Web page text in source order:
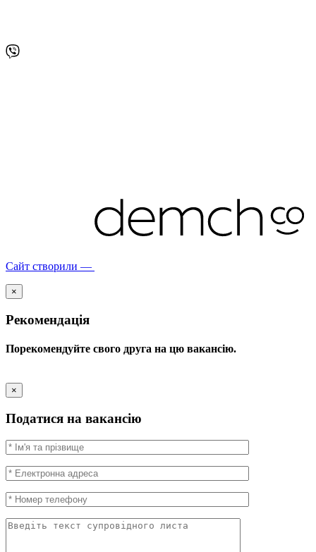
Сайт створили —
×
Рекомендація
Порекомендуйте свого друга на цю вакансію.
×
Податися на вакансію